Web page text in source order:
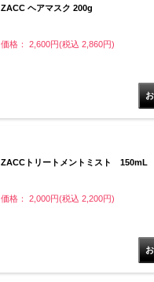
ZACC ヘアマスク 200g
価格： 2,600円(税込 2,860円)
ZACCトリートメントミスト 150mL
価格： 2,000円(税込 2,200円)